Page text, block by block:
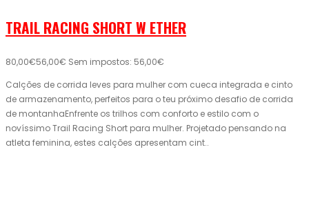
TRAIL RACING SHORT W ETHER
80,00€56,00€ Sem impostos: 56,00€
Calções de corrida leves para mulher com cueca integrada e cinto
de armazenamento, perfeitos para o teu próximo desafio de corrida
de montanhaEnfrente os trilhos com conforto e estilo com o
novíssimo Trail Racing Short para mulher. Projetado pensando na
atleta feminina, estes calções apresentam cint..